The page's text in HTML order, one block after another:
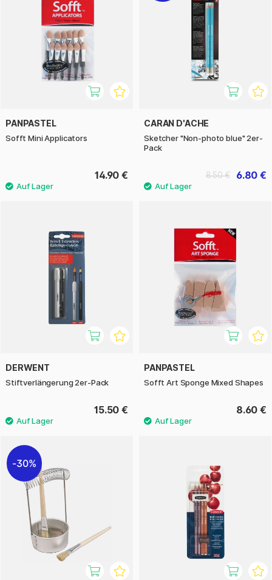
PANPASTEL
Sofft Mini Applicators
14.90 €
CARAN D'ACHE
Sketcher "Non-photo blue" 2er-
Pack
6.80 €
8.50 €
DERWENT
Stiftverlängerung 2er-Pack
15.50 €
PANPASTEL
Sofft Art Sponge Mixed Shapes
8.60 €
30%